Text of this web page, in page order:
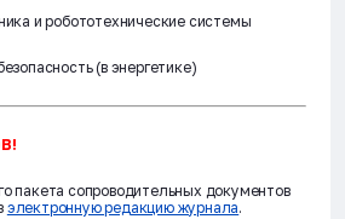
и робототехнические системы
(в энергетике)
пакета сопроводительных документов
электронную редакцию журнала.